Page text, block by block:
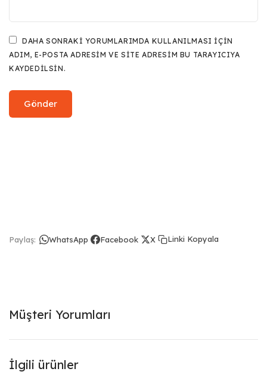
DAHA SONRAKI YORUMLARIMDA KULLANILMASI IÇIN
ADIM, E-POSTA ADRESIM VE SITE ADRESIM BU TARAYICIYA
KAYDEDILSIN.
Paylaş: WhatsApp Facebook X Linki Kopyala
Müşteri Yorumları
İlgili ürünler